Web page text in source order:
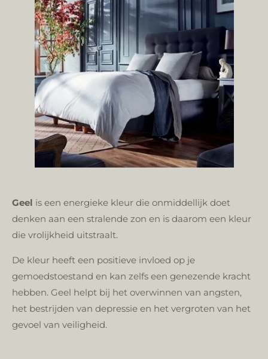
Geel is een energieke kleur die onmiddellijk doet
denken aan een stralende zon en is daarom een kleur
die vrolijkheid uitstraalt.
De kleur heeft een positieve invloed op je
gemoedstoestand en kan zelfs een genezende kracht
hebben. Geel helpt bij het overwinnen van angsten,
het bestrijden van depressie en het vergroten van het
gevoel van veiligheid.